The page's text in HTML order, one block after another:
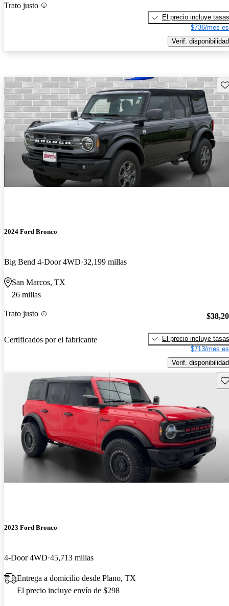
Trato justo
El precio incluye tasas
$736/mes
Verif. disponibilidad
2024 Ford Bronco
Big Bend 4-Door 4WD 32,199 millas
San Marcos, TX
26 millas
Trato justo
Certificados por el fabricante
El precio incluye tasas
$713/mes
Verif. disponibilidad
2023 Ford Bronco
4-Door 4WD 45,713 millas
Entrega a domicilio desde Plano, TX
El precio incluye envío de $298